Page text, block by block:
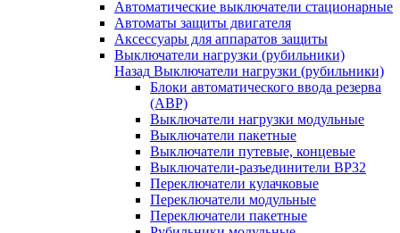
Автоматические выключатели стационарные
Автоматы защиты двигателя
Аксессуары для аппаратов защиты
Выключатели нагрузки (рубильники)
Назад Выключатели нагрузки (рубильники)
Блоки автоматического ввода резерва
(АВР)
Выключатели нагрузки модульные
Выключатели пакетные
Выключатели путевые, концевые
Выключатели-разъединители ВР32
Переключатели кулачковые
Переключатели модульные
Переключатели пакетные